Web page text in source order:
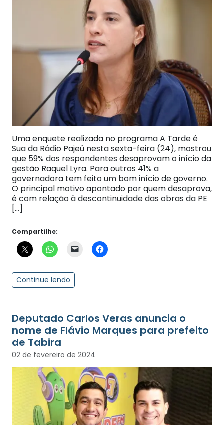
Uma enquete realizada no programa A Tarde é
Sua da Rádio Pajeú nesta sexta-feira (24), mostrou
que 59% dos respondentes desaprovam o início da
gestão Raquel Lyra. Para outros 41% a
governadora tem feito um bom início de governo.
O principal motivo apontado por quem desaprova,
é com relação à descontinuidade das obras da PE
[…]
Compartilhe:
Continue lendo
Deputado Carlos Veras anuncia o
nome de Flávio Marques para prefeito
de Tabira
02 de fevereiro de 2024